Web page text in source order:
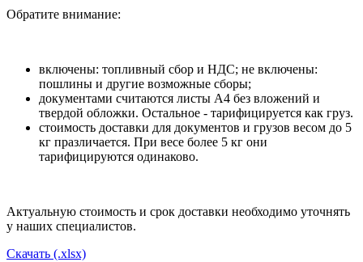
Обратите внимание:
включены: топливный сбор и НДС; не включены:
пошлины и другие возможные сборы;
документами считаются листы А4 без вложений и
твердой обложки. Остальное - тарифицируется как груз.
стоимость доставки для документов и грузов весом до 5
кг празличается. При весе более 5 кг они
тарифицируются одинаково.
Актуальную стоимость и срок доставки необходимо уточнять
у наших специалистов.
Скачать (.xlsx)